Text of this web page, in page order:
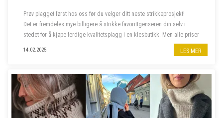
Prøv plagget først hos oss før du velger ditt neste strikkeprosjekt!
Det er fremdeles mye billigere å strikke favorittgenseren din selv i
stedet for å kjøpe ferdige kvalitetsplagg i en klesbutikk. Men alle priser
14.02.2025 LES MER